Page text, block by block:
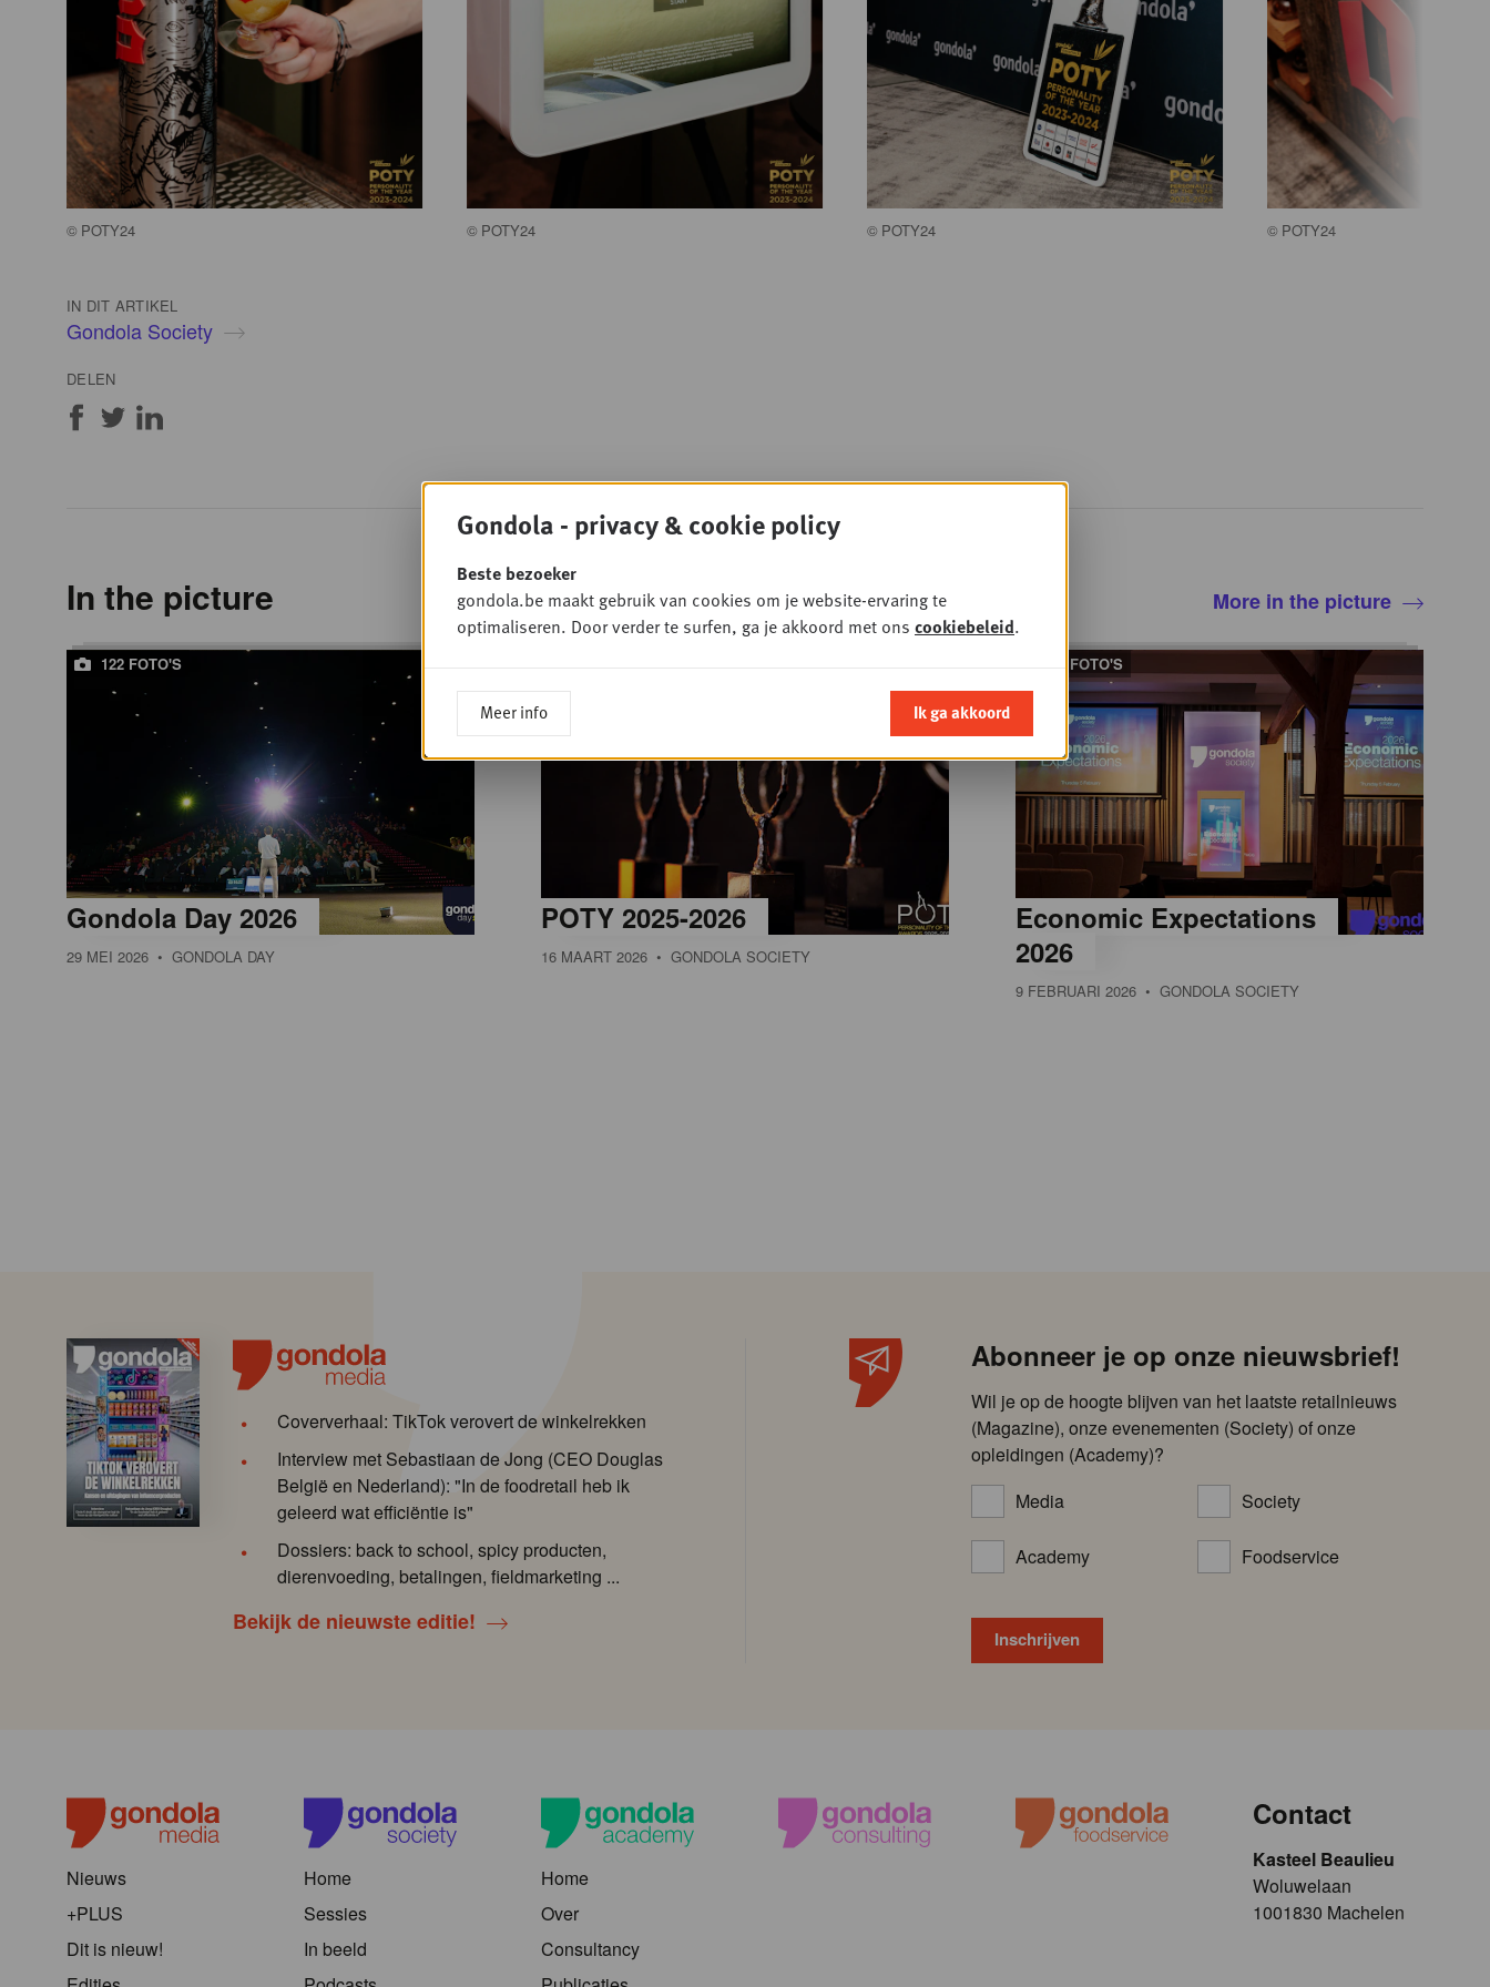
© POTY24 © POTY24 © POTY24 © POTY24
IN DIT ARTIKEL
Gondola Society
DELEN
In the picture More in the picture
122 FOTO'S
Gondola Day 2026
29 MEI 2026 • GONDOLA DAY
POTY 2025-2026
16 MAART 2026 • GONDOLA SOCIETY
61 FOTO'S
Economic Expectations
2026
9 FEBRUARI 2026 • GONDOLA SOCIETY
Coververhaal: TikTok verovert de winkelrekken
Interview met Sebastiaan de Jong (CEO Douglas
België en Nederland): "In de foodretail heb ik
geleerd wat efficiëntie is"
Dossiers: back to school, spicy producten,
dierenvoeding, betalingen, fieldmarketing ...
Bekijk de nieuwste editie!
Abonneer je op onze nieuwsbrief!
Wil je op de hoogte blijven van het laatste retailnieuws
(Magazine), onze evenementen (Society) of onze
opleidingen (Academy)?
Media
Society
Academy Foodservice
Nieuws
+PLUS
Dit is nieuw!
Home
Sessies
In beeld
Home
Over
Consultancy
Contact
Kasteel Beaulieu
​​​Woluwelaan
1001830 Machelen
Gondola - privacy & cookie policy
Beste bezoeker
gondola.be maakt gebruik van cookies om je website-ervaring te
optimaliseren. Door verder te surfen, ga je akkoord met ons cookiebeleid.
Meer info Ik ga akkoord